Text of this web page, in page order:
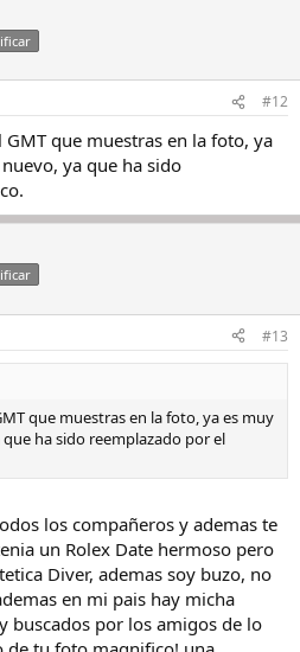
#12
que muestras en la foto, ya
ya que ha sido
#13
que muestras en la foto, ya es muy
ha sido reemplazado por el
los compañeros y ademas te
un Rolex Date hermoso pero
Diver, ademas soy buzo, no
en mi pais hay micha
buscados por los amigos de lo